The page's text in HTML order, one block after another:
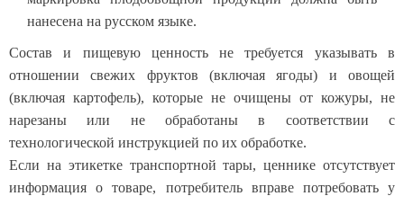
нанесена на русском языке.
Состав и пищевую ценность не требуется указывать в
отношении свежих фруктов (включая ягоды) и овощей
(включая картофель), которые не очищены от кожуры, не
нарезаны или не обработаны в соответствии с
технологической инструкцией по их обработке.
Если на этикетке транспортной тары, ценнике отсутствует
информация о товаре, потребитель вправе потребовать у